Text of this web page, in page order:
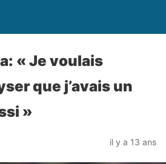
« Je voulais
que j’avais un
»
il y a 13 ans